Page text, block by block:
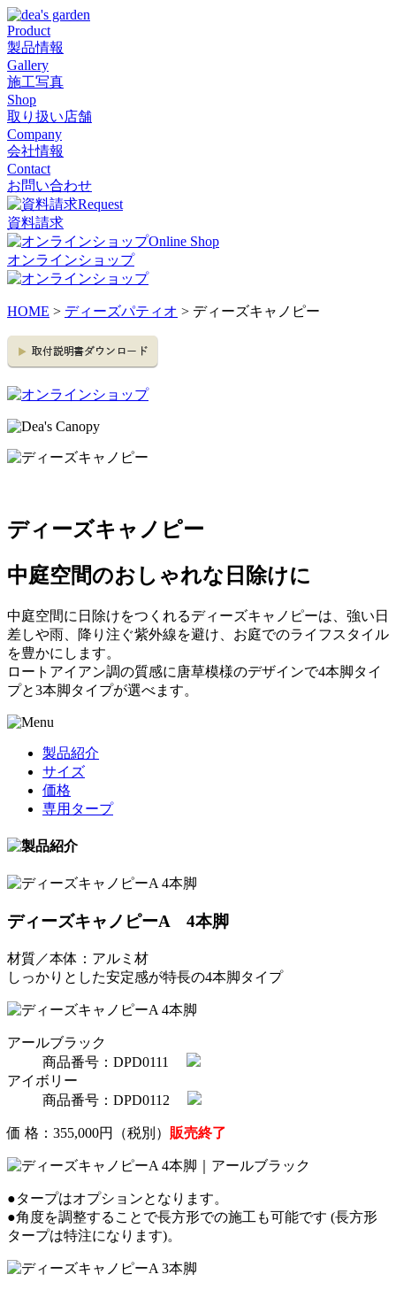
Product
製品情報
Gallery
施工写真
Shop
取り扱い店舗
Company
会社情報
Contact
お問い合わせ
Request
資料請求
Online Shop
オンラインショップ
HOME > ディーズパティオ > ディーズキャノピー
ディーズキャノピー
中庭空間のおしゃれな日除けに
中庭空間に日除けをつくれるディーズキャノピーは、強い日
差しや雨、降り注ぐ紫外線を避け、お庭でのライフスタイル
を豊かにします。
ロートアイアン調の質感に唐草模様のデザインで4本脚タイ
プと3本脚タイプが選べます。
製品紹介
サイズ
価格
専用タープ
ディーズキャノピーA 4本脚
材質／本体：アルミ材
しっかりとした安定感が特長の4本脚タイプ
アールブラック
商品番号：DPD0111
アイボリー
商品番号：DPD0112
価 格：355,000円（税別） 販売終了
●タープはオプションとなります。
●角度を調整することで長方形での施工も可能です (長方形
タープは特注になります)。